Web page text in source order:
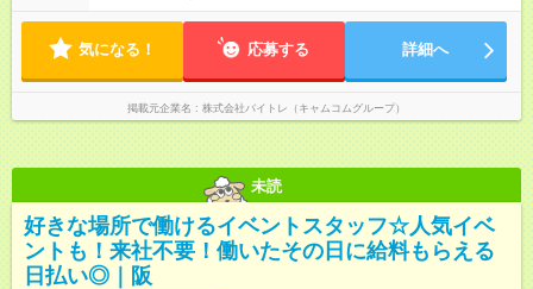
気になる！ 応募する 詳細へ
掲載元企業名 株式会社バイトレ（キャムコムグループ）
未読
好きな場所で働けるイベントスタッフ☆人気イベ
ントも！来社不要！働いたその日に給料もらえる
日払い◎｜阪